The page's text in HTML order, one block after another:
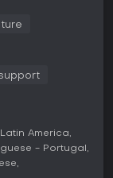
de descanso
A
distorcidos
permanecer
atenta e
ou objetos
America
- Portugal